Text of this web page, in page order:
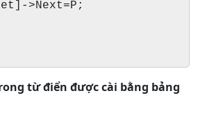
>Next=P;
từ điển được cài bằng bảng